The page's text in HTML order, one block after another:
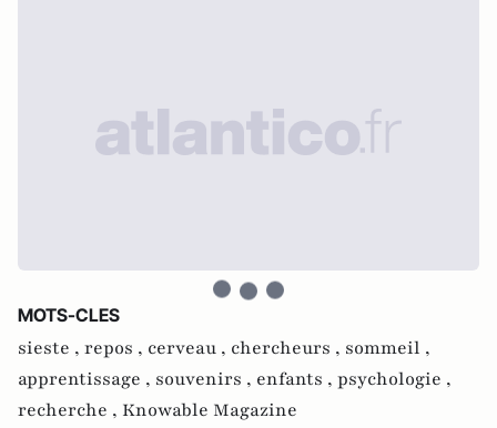
MOTS-CLES
sieste , repos , cerveau , chercheurs , sommeil ,
apprentissage , souvenirs , enfants , psychologie ,
recherche , Knowable Magazine